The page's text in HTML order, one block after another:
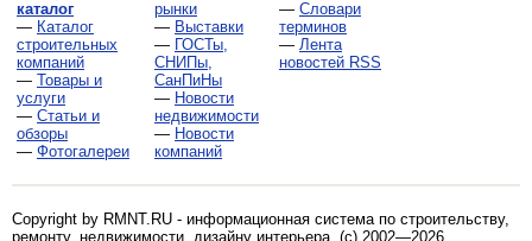
каталог
— Каталог
строительных
компаний
— Товары и
услуги
— Статьи и
обзоры
— Фотогалереи
рынки
— Выставки
— ГОСТы,
СНИПы,
СанПиНы
— Новости
недвижимости
— Новости
компаний
— Словари
терминов
— Лента
новостей RSS
Copyright by RMNT.RU - информационная система по строительству,
ремонту, недвижимости, дизайну интерьера . (c) 2002—2026